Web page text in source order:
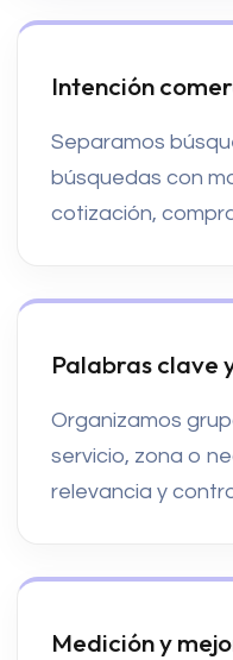
Intención
Separamos
búsquedas con
cotización,
Palabras clave
Organizamos
servicio, zona o
relevancia y
Medición y